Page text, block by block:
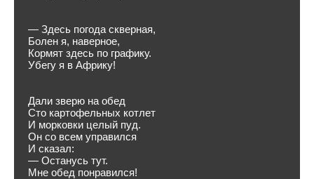
— Здесь погода скверная,
Болен я, наверное,
Кормят здесь по графику.
Убегу я в Африку!
Дали зверю на обед
Сто картофельных котлет
И морковки целый пуд.
Он со всем управился
И сказал:
— Останусь тут.
Мне обед понравился!